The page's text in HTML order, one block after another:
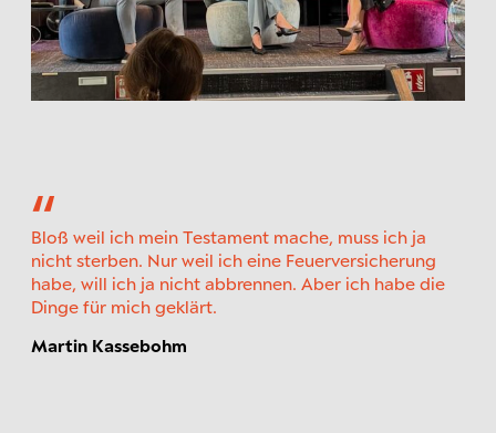
Bloß weil ich mein Testament mache, muss ich ja
nicht sterben. Nur weil ich eine Feuerversicherung
habe, will ich ja nicht abbrennen. Aber ich habe die
Dinge für mich geklärt.
Martin Kassebohm